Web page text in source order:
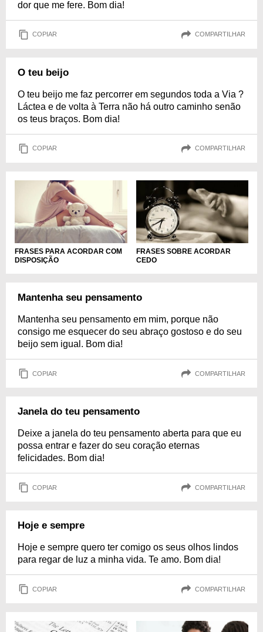
dor que me fere. Bom dia!
COPIAR COMPARTILHAR
O teu beijo
O teu beijo me faz percorrer em segundos toda a Via ?
Láctea e de volta à Terra não há outro caminho senão
os teus braços. Bom dia!
COPIAR COMPARTILHAR
FRASES PARA ACORDAR COM
DISPOSIÇÃO
FRASES SOBRE ACORDAR
CEDO
Mantenha seu pensamento
Mantenha seu pensamento em mim, porque não
consigo me esquecer do seu abraço gostoso e do seu
beijo sem igual. Bom dia!
COPIAR COMPARTILHAR
Janela do teu pensamento
Deixe a janela do teu pensamento aberta para que eu
possa entrar e fazer do seu coração eternas
felicidades. Bom dia!
COPIAR COMPARTILHAR
Hoje e sempre
Hoje e sempre quero ter comigo os seus olhos lindos
para regar de luz a minha vida. Te amo. Bom dia!
COPIAR COMPARTILHAR